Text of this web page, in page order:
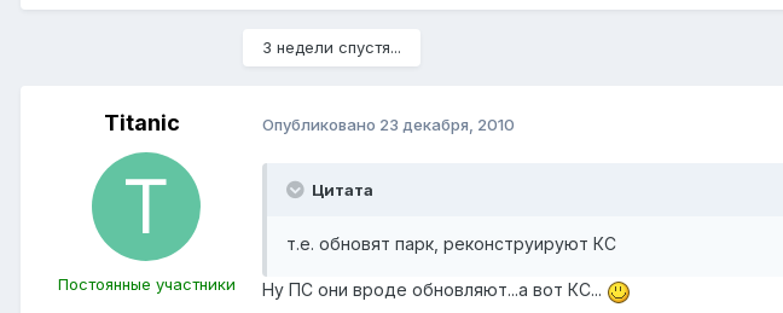
3 недели спустя...
Titanic
Постоянные участники
Опубликовано 23 декабря, 2010
Цитата
т.е. обновят парк, реконструируют КС
Ну ПС они вроде обновляют...а вот КС...